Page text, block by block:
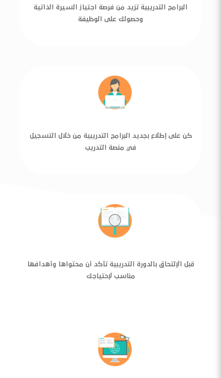
البرامج التدريبية تزيد من فرصة اجتياز السيرة الذاتية
وحصولك على الوظيفة
كن على إطلاع بجديد البرامج التدريبية من خلال التسجيل
في منصة التدريب
قبل الإلتحاق بالدورة التدريبية تأكد أن محتواها وأهدافها
مناسب لإحتياجك